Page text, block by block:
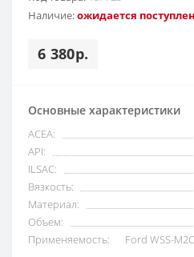
Наличие:ожидается
6 380р.
Основные характеристики
ACEA:
API:
ILSAC:
Вязкость:
Материал:
Объем:
Применяемость:
Ford WSS-